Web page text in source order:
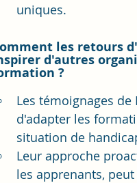
uniques.
les retours
d'autres
?
Les témoignages
d'adapter les
situation de
Leur approche
les apprenants,